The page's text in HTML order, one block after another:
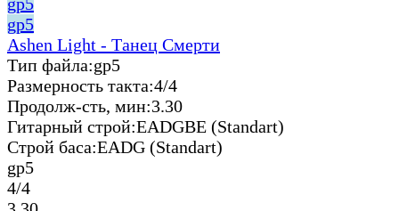
gp5
Ashen Light - Танец Смерти
Тип файла:gp5
Размерность такта:4/4
Продолж-сть, мин:3.30
Гитарный строй:EADGBE (Standart)
Строй баса:EADG (Standart)
gp5
4/4